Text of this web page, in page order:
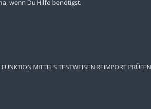
wenn Du Hilfe benötigst.
MITTELS TESTWEISEN REIMPORT PRÜFEN